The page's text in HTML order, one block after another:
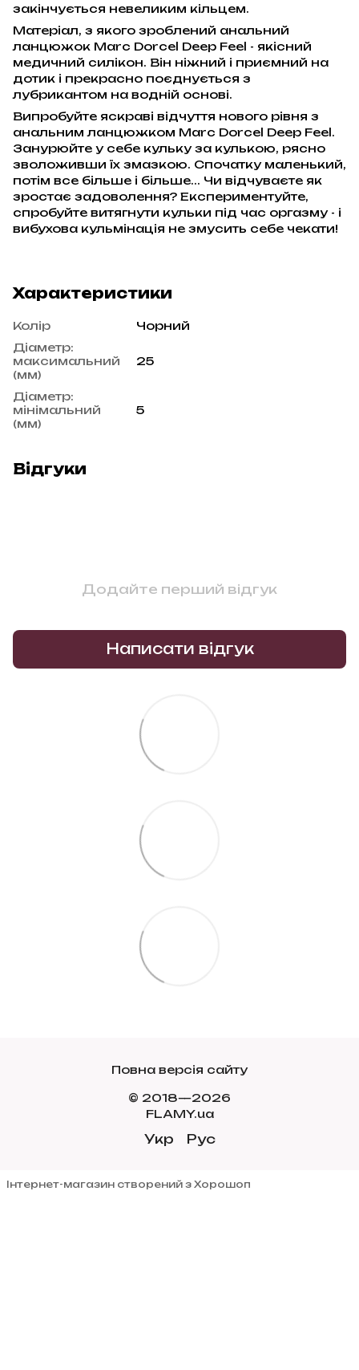
закінчується невеликим кільцем.
Матеріал, з якого зроблений анальний
ланцюжок Marc Dorcel Deep Feel - якісний
медичний силікон. Він ніжний і приємний на
дотик і прекрасно поєднується з
лубрикантом на водній основі.
Випробуйте яскраві відчуття нового рівня з
анальним ланцюжком Marc Dorcel Deep Feel.
Занурюйте у себе кульку за кулькою, рясно
зволоживши їх змазкою. Спочатку маленький,
потім все більше і більше... Чи відчуваєте як
зростає задоволення? Експериментуйте,
спробуйте витягнути кульки під час оргазму - і
вибухова кульмінація не змусить себе чекати!
Характеристики
Колір
Чорний
Діаметр:
максимальний
(мм)
25
Діаметр:
мінімальний
(мм)
5
Відгуки
Додайте перший відгук
Написати відгук
Повна версія сайту
© 2018—2026
FLAMY.ua
Укр Рус
Інтернет-магазин створений з Хорошоп